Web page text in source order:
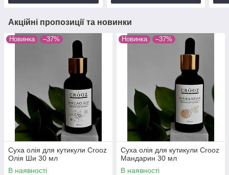
Акційні пропозиції та новинки
Новинка –37%
Суха олія для кутикули Crooz
Олія Ши 30 мл
В наявності
Новинка –37%
Суха олія для кутикули Crooz
Мандарин 30 мл
В наявності